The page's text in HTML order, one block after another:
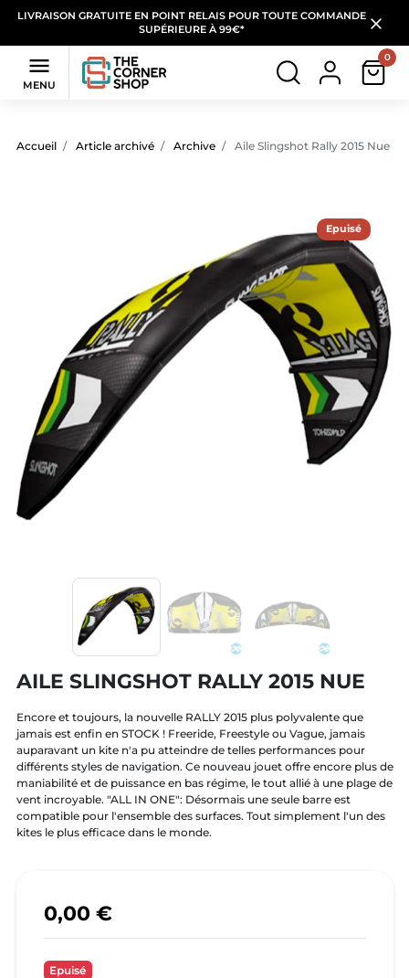
LIVRAISON GRATUITE EN POINT RELAIS POUR TOUTE COMMANDE
SUPÉRIEURE À 99€*

MENU
0
Accueil Article archivé Archive Aile Slingshot Rally 2015 Nue
Epuisé
AILE SLINGSHOT RALLY 2015 NUE
Encore et toujours, la nouvelle RALLY 2015 plus polyvalente que
jamais est enfin en STOCK ! Freeride, Freestyle ou Vague, jamais
auparavant un kite n'a pu atteindre de telles performances pour
différents styles de navigation. Ce nouveau jouet offre encore plus de
maniabilité et de puissance en bas régime, le tout allié à une plage de
vent incroyable. "ALL IN ONE": Désormais une seule barre est
compatible pour l'ensemble des surfaces. Tout simplement l'un des
kites le plus efficace dans le monde.
0,00 €
Epuisé